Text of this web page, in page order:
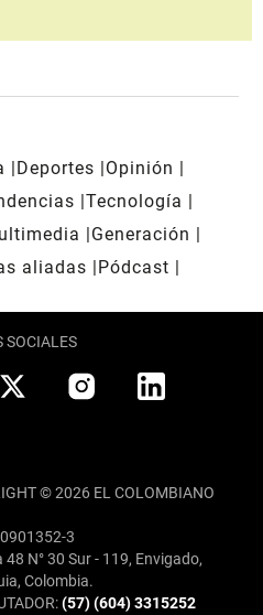
Deportes
Opinión
Tecnología
Generación
aliadas
Pódcast
SOCIALES
© 2026 EL COLOMBIANO
3
48 N° 30 Sur - 119, Envigado,
Colombia.
(57) (604) 3315252